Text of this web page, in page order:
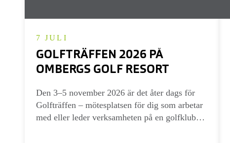
GOLFTRÄFFEN 2026 PÅ
OMBERGS GOLF RESORT
7 JULI
Den 3–5 november 2026 är det åter dags för
Golfträffen – mötesplatsen för dig som arbetar
med eller leder verksamheten på en golfklubb.